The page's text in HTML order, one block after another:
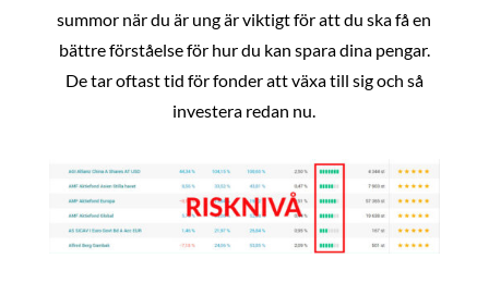
summor när du är ung är viktigt för att du ska få en
bättre förståelse för hur du kan spara dina pengar.
De tar oftast tid för fonder att växa till sig och så
investera redan nu.